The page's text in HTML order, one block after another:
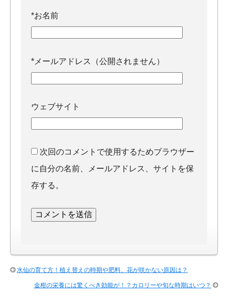
*お名前
* メールアドレス（公開されません）
ウェブサイト
次回のコメントで使用するためブラウザー
に自分の名前、メールアドレス、サイトを保
存する。
水仙の育て方！植え替えの時期や肥料、花が咲かない原因は？
金柑の栄養には驚くべき効能が！？カロリーや旬な時期はいつ？